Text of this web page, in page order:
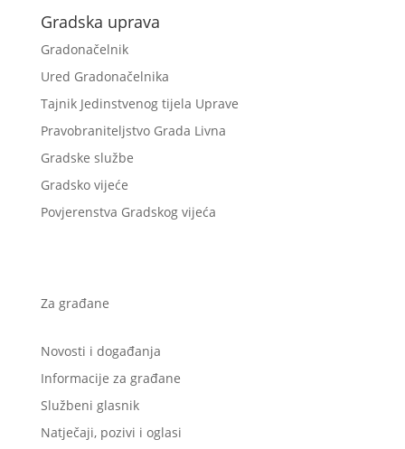
Gradska uprava
Gradonačelnik
Ured Gradonačelnika
Tajnik Jedinstvenog tijela Uprave
Pravobraniteljstvo Grada Livna
Gradske službe
Gradsko vijeće
Povjerenstva Gradskog vijeća
Za građane
Novosti i događanja
Informacije za građane
Službeni glasnik
Natječaji, pozivi i oglasi